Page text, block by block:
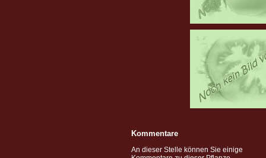
Kommentare
An dieser Stelle können Sie einige